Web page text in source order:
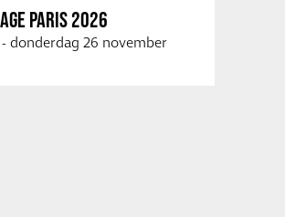
PARIS 2026
- donderdag 26 november